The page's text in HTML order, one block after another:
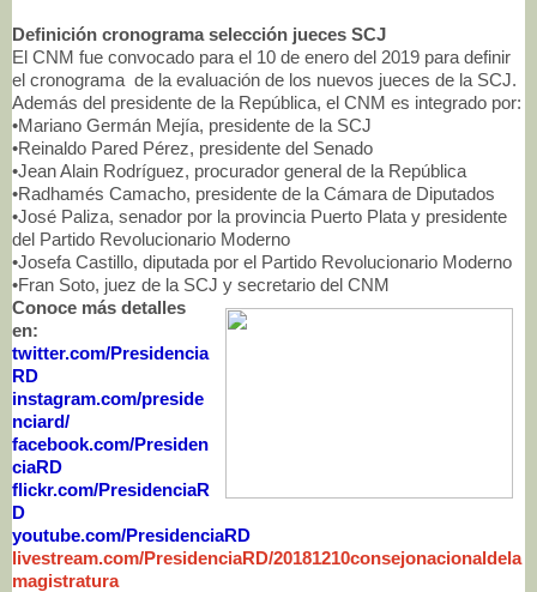
Definición cronograma selección jueces SCJ
El CNM fue convocado para el 10 de enero del 2019 para definir
el cronograma de la evaluación de los nuevos jueces de la SCJ.
Además del presidente de la República, el CNM es integrado por:
•Mariano Germán Mejía, presidente de la SCJ
•Reinaldo Pared Pérez, presidente del Senado
•Jean Alain Rodríguez, procurador general de la República
•Radhamés Camacho, presidente de la Cámara de Diputados
•José Paliza, senador por la provincia Puerto Plata y presidente
del Partido Revolucionario Moderno
•Josefa Castillo, diputada por el Partido Revolucionario Moderno
•Fran Soto, juez de la SCJ y secretario del CNM
Conoce más detalles
en:
twitter.com/Presidencia
RD
instagram.com/preside
nciard/
facebook.com/Presiden
ciaRD
flickr.com/PresidenciaR
D
youtube.com/PresidenciaRD
livestream.com/PresidenciaRD/20181210consejonacionaldela
magistratura